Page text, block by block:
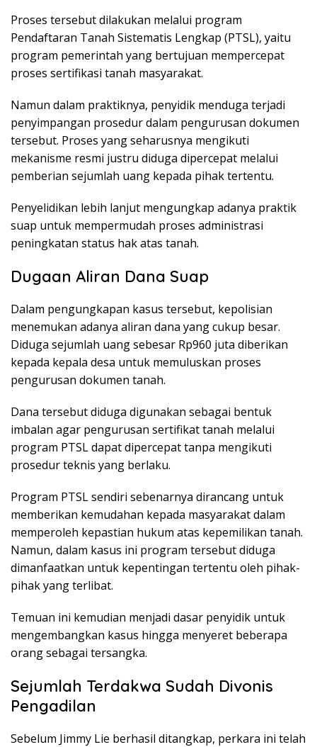
Proses tersebut dilakukan melalui program
Pendaftaran Tanah Sistematis Lengkap (PTSL), yaitu
program pemerintah yang bertujuan mempercepat
proses sertifikasi tanah masyarakat.
Namun dalam praktiknya, penyidik menduga terjadi
penyimpangan prosedur dalam pengurusan dokumen
tersebut. Proses yang seharusnya mengikuti
mekanisme resmi justru diduga dipercepat melalui
pemberian sejumlah uang kepada pihak tertentu.
Penyelidikan lebih lanjut mengungkap adanya praktik
suap untuk mempermudah proses administrasi
peningkatan status hak atas tanah.
Dugaan Aliran Dana Suap
Dalam pengungkapan kasus tersebut, kepolisian
menemukan adanya aliran dana yang cukup besar.
Diduga sejumlah uang sebesar Rp960 juta diberikan
kepada kepala desa untuk memuluskan proses
pengurusan dokumen tanah.
Dana tersebut diduga digunakan sebagai bentuk
imbalan agar pengurusan sertifikat tanah melalui
program PTSL dapat dipercepat tanpa mengikuti
prosedur teknis yang berlaku.
Program PTSL sendiri sebenarnya dirancang untuk
memberikan kemudahan kepada masyarakat dalam
memperoleh kepastian hukum atas kepemilikan tanah.
Namun, dalam kasus ini program tersebut diduga
dimanfaatkan untuk kepentingan tertentu oleh pihak-
pihak yang terlibat.
Temuan ini kemudian menjadi dasar penyidik untuk
mengembangkan kasus hingga menyeret beberapa
orang sebagai tersangka.
Sejumlah Terdakwa Sudah Divonis
Pengadilan
Sebelum Jimmy Lie berhasil ditangkap, perkara ini telah